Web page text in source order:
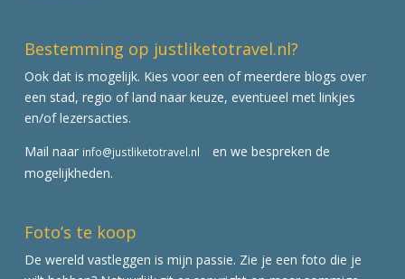
Bestemming op justliketotravel.nl?
Ook dat is mogelijk. Kies voor een of meerdere blogs over
een stad, regio of land naar keuze, eventueel met linkjes
en/of lezersacties.
Mail naar info@justliketotravel.nl
en we bespreken de
mogelijkheden.
Foto’s te koop
De wereld vastleggen is mijn passie. Zie je een foto die je